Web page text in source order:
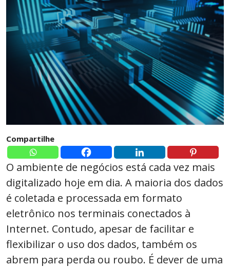
Compartilhe
O ambiente de negócios está cada vez mais
digitalizado hoje em dia. A maioria dos dados
é coletada e processada em formato
eletrônico nos terminais conectados à
Internet. Contudo, apesar de facilitar e
flexibilizar o uso dos dados, também os
abrem para perda ou roubo. É dever de uma